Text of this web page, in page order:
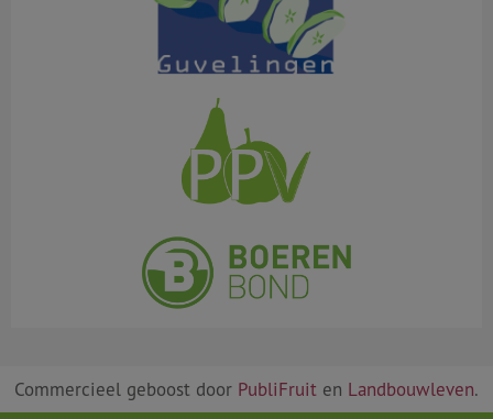
Commercieel geboost door PubliFruit en Landbouwleven.